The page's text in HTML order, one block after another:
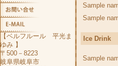
【ベルフルール 平光ま
ゆみ 】
〒500－8223
岐阜県岐阜市
Sample
Sample
Ice Drink
Sample